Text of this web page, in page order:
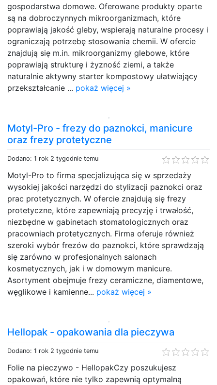
gospodarstwa domowe. Oferowane produkty oparte
są na dobroczynnych mikroorganizmach, które
poprawiają jakość gleby, wspierają naturalne procesy i
ograniczają potrzebę stosowania chemii. W ofercie
znajdują się m.in. mikroorganizmy glebowe, które
poprawiają strukturę i żyzność ziemi, a także
naturalnie aktywny starter kompostowy ułatwiający
przekształcanie ... pokaż więcej »
Motyl-Pro - frezy do paznokci, manicure
oraz frezy protetyczne
Dodano: 1 rok 2 tygodnie temu
Motyl-Pro to firma specjalizująca się w sprzedaży
wysokiej jakości narzędzi do stylizacji paznokci oraz
prac protetycznych. W ofercie znajdują się frezy
protetyczne, które zapewniają precyzję i trwałość,
niezbędne w gabinetach stomatologicznych oraz
pracowniach protetycznych. Firma oferuje również
szeroki wybór frezów do paznokci, które sprawdzają
się zarówno w profesjonalnych salonach
kosmetycznych, jak i w domowym manicure.
Asortyment obejmuje frezy ceramiczne, diamentowe,
węglikowe i kamienne... pokaż więcej »
Hellopak - opakowania dla pieczywa
Dodano: 1 rok 2 tygodnie temu
Folie na pieczywo - HellopakCzy poszukujesz
opakowań, które nie tylko zapewnią optymalną